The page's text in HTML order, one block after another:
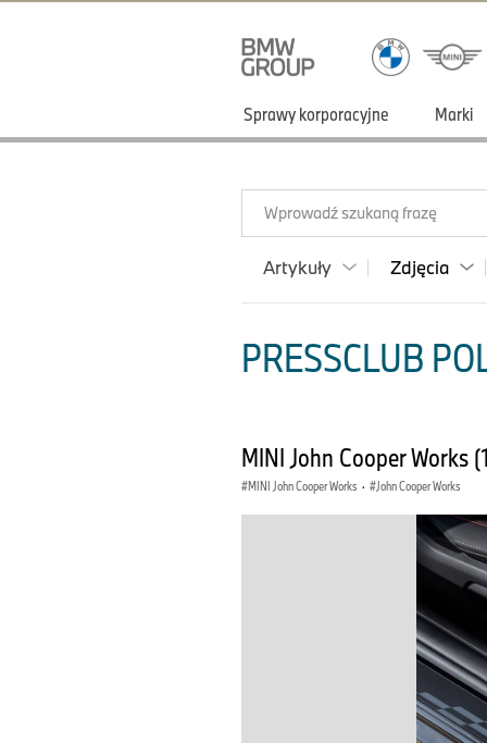
Sprawy korporacyjne Marki
Wprowadź szukaną frazę
Artykuły Zdjęcia
PRESSCLUB
MINI John Cooper Works
MINI John Cooper Works · John Cooper Works